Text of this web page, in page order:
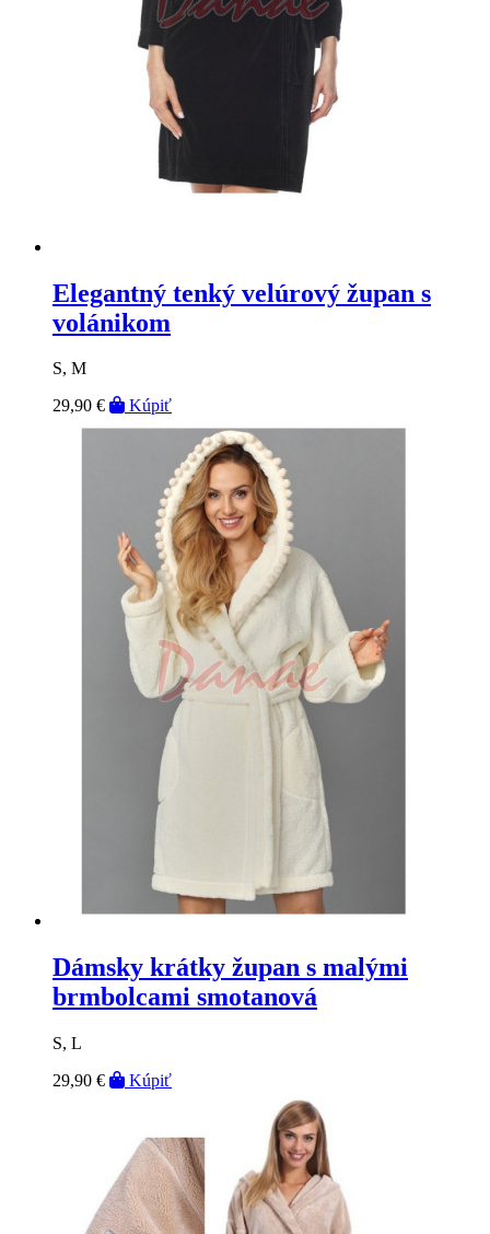
Elegantný tenký velúrový župan s
volánikom
S, M
29,90 €
Kúpiť
Dámsky krátky župan s malými
brmbolcami smotanová
S, L
29,90 €
Kúpiť